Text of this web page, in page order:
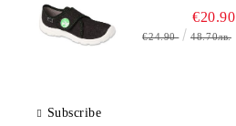
€20.90
€24.90 48.70лв.
Subscribe